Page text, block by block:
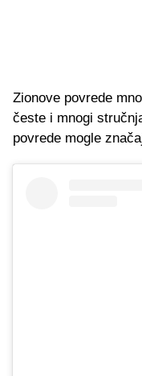
Zionove povrede
česte i mnogi
povrede mogle